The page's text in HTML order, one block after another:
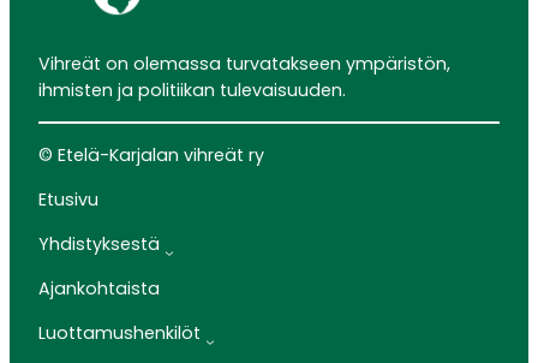
Vihreät on olemassa turvatakseen ympäristön,
ihmisten ja politiikan tulevaisuuden.
© Etelä-Karjalan vihreät ry
Etusivu
Yhdistyksestä
Ajankohtaista
Luottamushenkilöt